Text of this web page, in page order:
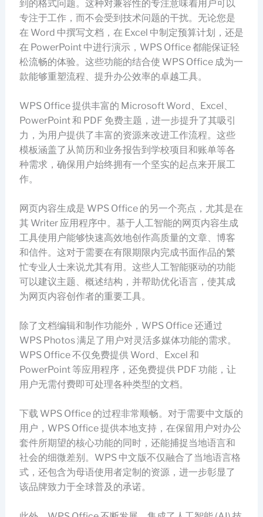
到的格式问题。这种对兼容性的专注意味着用户可以
专注于工作，而不会受到技术问题的干扰。无论您是
在 Word 中撰写文档，在 Excel 中制定预算计划，还是
在 PowerPoint 中进行演示，WPS Office 都能保证轻
松流畅的体验。这些功能的结合使 WPS Office 成为一
款能够重塑流程、提升办公效率的卓越工具。
WPS Office 提供丰富的 Microsoft Word、Excel、
PowerPoint 和 PDF 免费主题，进一步提升了其吸引
力，为用户提供了丰富的资源来改进工作流程。这些
模板涵盖了从简历和业务报告到学校项目和账单等各
种需求，确保用户始终拥有一个坚实的起点来开展工
作。
网页内容生成是 WPS Office 的另一个亮点，尤其是在
其 Writer 应用程序中。基于人工智能的网页内容生成
工具使用户能够快速高效地创作高质量的文章、博客
和信件。这对于需要在有限期限内完成书面作品的繁
忙专业人士来说尤其有用。这些人工智能驱动的功能
可以建议主题、概述结构，并帮助优化语言，使其成
为网页内容创作者的重要工具。
除了文档编辑和制作功能外，WPS Office 还通过
WPS Photos 满足了用户对灵活多媒体功能的需求。
WPS Office 不仅免费提供 Word、Excel 和
PowerPoint 等应用程序，还免费提供 PDF 功能，让
用户无需付费即可处理各种类型的文档。
下载 WPS Office 的过程非常顺畅。对于需要中文版的
用户，WPS Office 提供本地支持，在保留用户对办公
套件所期望的核心功能的同时，还能捕捉当地语言和
社会的细微差别。WPS 中文版不仅融合了当地语言格
式，还包含为母语使用者定制的资源，进一步彰显了
该品牌致力于全球普及的承诺。